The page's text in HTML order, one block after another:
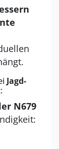
Jagd-
N679